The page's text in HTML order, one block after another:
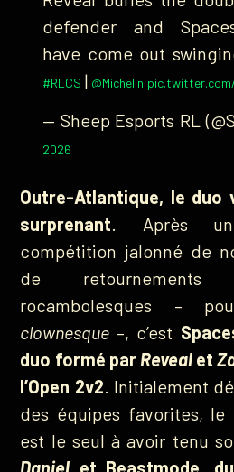
defender and
have come out
#RLCS | @Michelin
— Sheep Esports RL
2026
Outre-Atlantique, le duo
surprenant. Après
compétition jalonné de
de
rocambolesques –
clownesque –, c’est
duo formé par Revealet
l’Open 2v2. Initialement
des équipes favorites, le
est le seul à avoir tenu